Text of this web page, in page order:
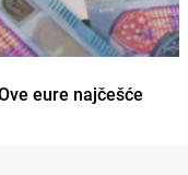
eure najčešće